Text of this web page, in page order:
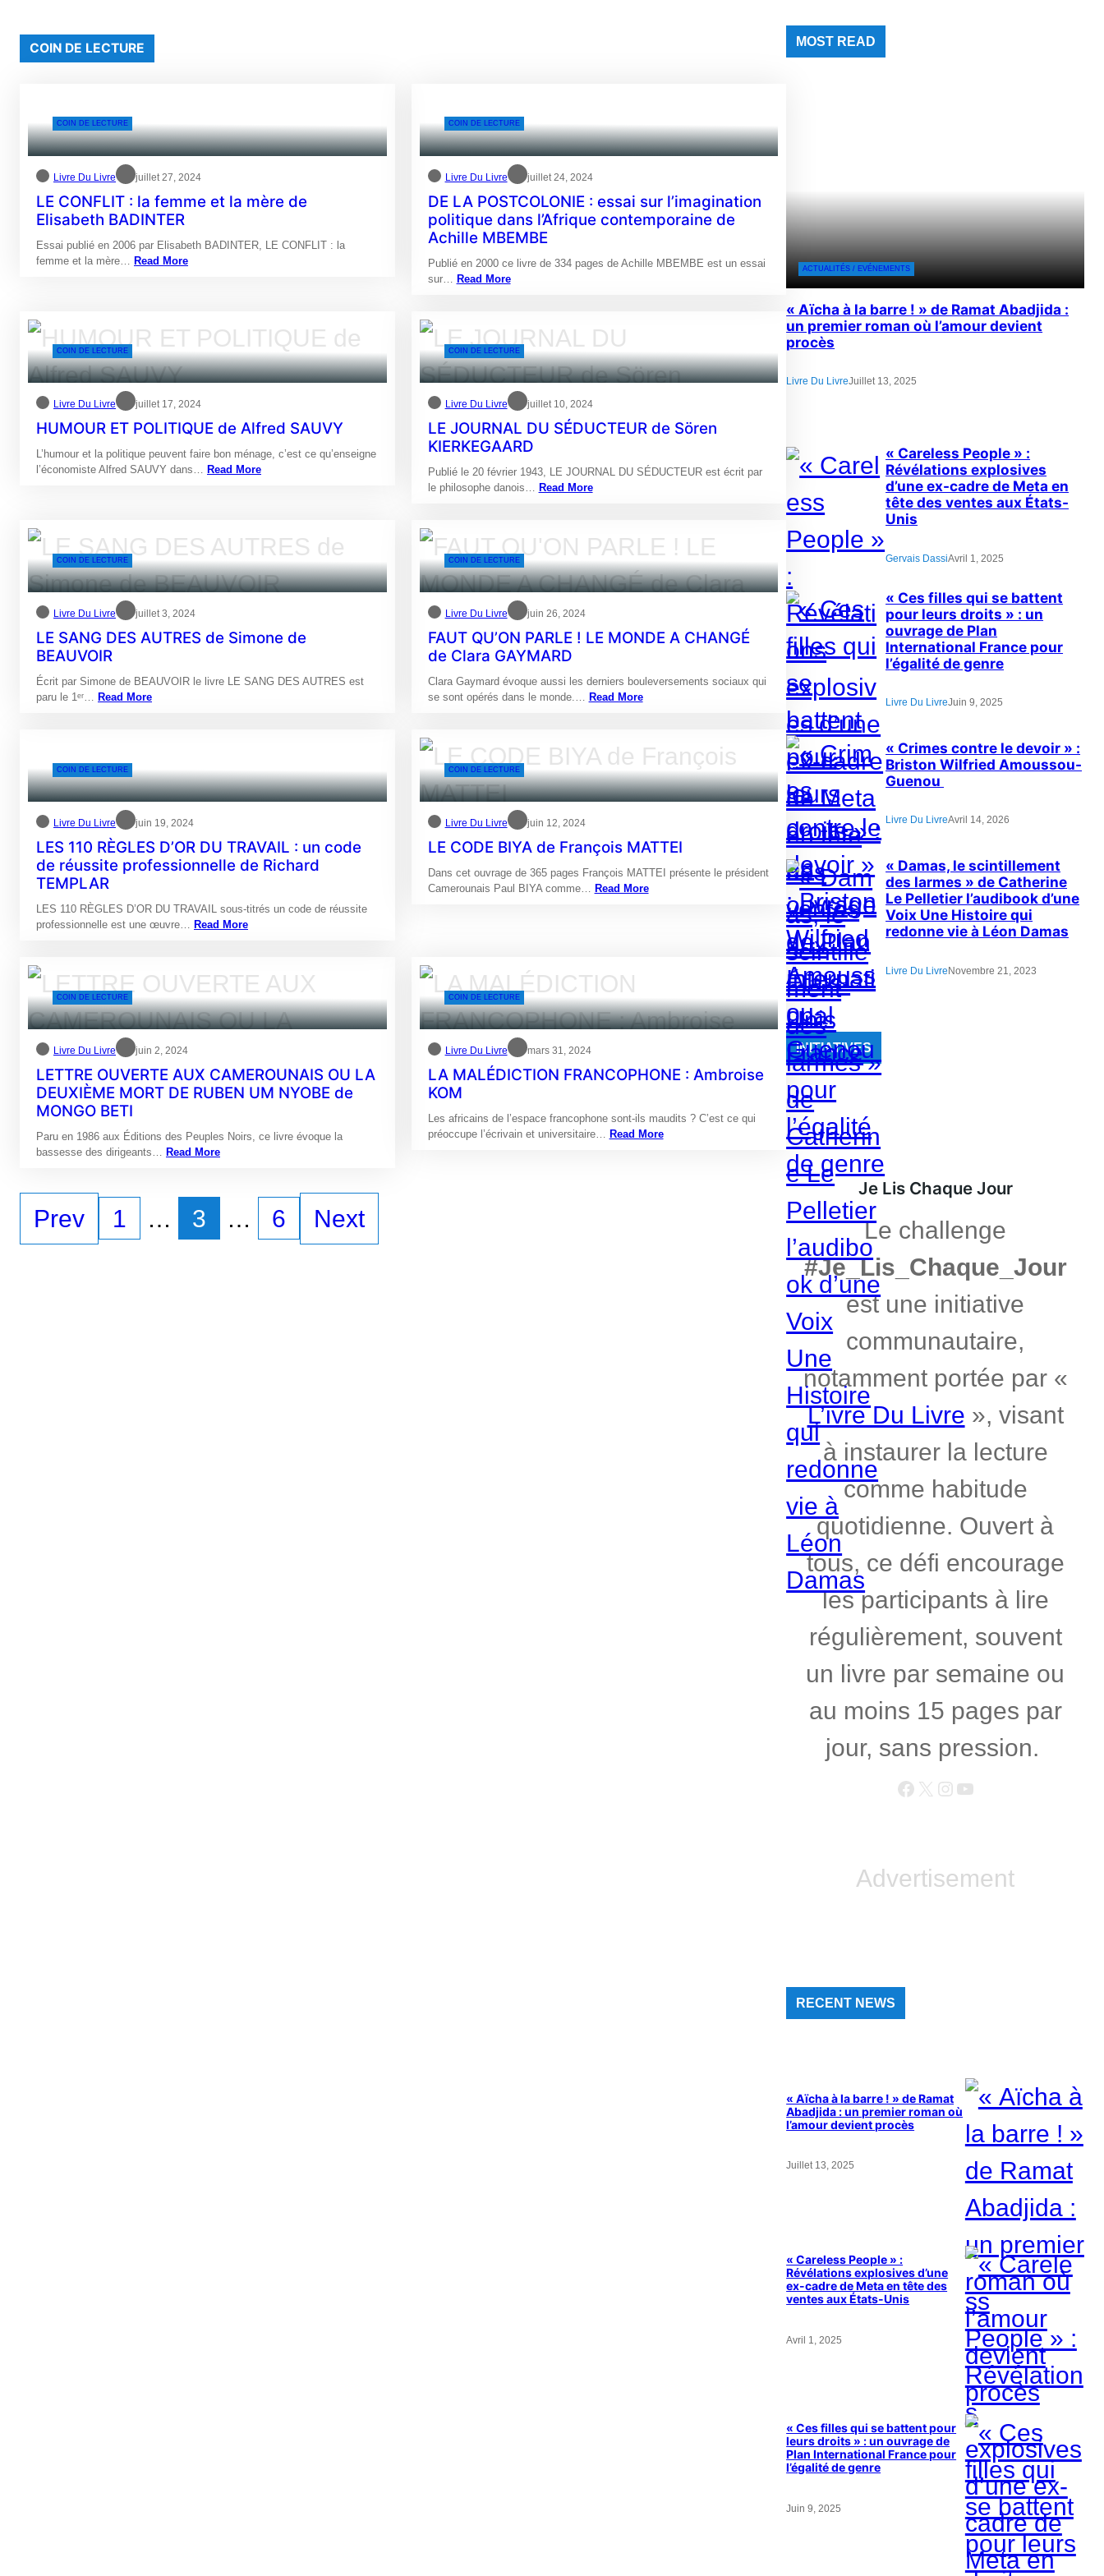
COIN DE LECTURE
COIN DE LECTURE
Livre Du Livre juillet 27, 2024
LE CONFLIT : la femme et la mère de
Elisabeth BADINTER
Essai publié en 2006 par Elisabeth BADINTER, LE CONFLIT : la
femme et la mère… Read More
COIN DE LECTURE
Livre Du Livre juillet 24, 2024
DE LA POSTCOLONIE : essai sur l’imagination
politique dans l’Afrique contemporaine de
Achille MBEMBE
Publié en 2000 ce livre de 334 pages de Achille MBEMBE est un essai
sur… Read More
COIN DE LECTURE
Livre Du Livre juillet 17, 2024
HUMOUR ET POLITIQUE de Alfred SAUVY
L’humour et la politique peuvent faire bon ménage, c’est ce qu’enseigne
l’économiste Alfred SAUVY dans… Read More
COIN DE LECTURE
Livre Du Livre juillet 10, 2024
LE JOURNAL DU SÉDUCTEUR de Sören
KIERKEGAARD
Publié le 20 février 1943, LE JOURNAL DU SÉDUCTEUR est écrit par
le philosophe danois… Read More
COIN DE LECTURE
Livre Du Livre juillet 3, 2024
LE SANG DES AUTRES de Simone de
BEAUVOIR
Écrit par Simone de BEAUVOIR le livre LE SANG DES AUTRES est
paru le 1ᵉʳ… Read More
COIN DE LECTURE
Livre Du Livre juin 26, 2024
FAUT QU’ON PARLE ! LE MONDE A CHANGÉ
de Clara GAYMARD
Clara Gaymard évoque aussi les derniers bouleversements sociaux qui
se sont opérés dans le monde.… Read More
COIN DE LECTURE
Livre Du Livre juin 19, 2024
LES 110 RÈGLES D’OR DU TRAVAIL : un code
de réussite professionnelle de Richard
TEMPLAR
LES 110 RÈGLES D’OR DU TRAVAIL sous-titrés un code de réussite
professionnelle est une œuvre… Read More
COIN DE LECTURE
Livre Du Livre juin 12, 2024
LE CODE BIYA de François MATTEI
Dans cet ouvrage de 365 pages François MATTEI présente le président
Camerounais Paul BIYA comme… Read More
COIN DE LECTURE
Livre Du Livre juin 2, 2024
LETTRE OUVERTE AUX CAMEROUNAIS OU LA
DEUXIÈME MORT DE RUBEN UM NYOBE de
MONGO BETI
Paru en 1986 aux Éditions des Peuples Noirs, ce livre évoque la
bassesse des dirigeants… Read More
COIN DE LECTURE
Livre Du Livre mars 31, 2024
LA MALÉDICTION FRANCOPHONE : Ambroise
KOM
Les africains de l’espace francophone sont-ils maudits ? C’est ce qui
préoccupe l’écrivain et universitaire… Read More
Prev 1 … 3 … 6 Next
MOST READ
ACTUALITÉS / EVÉNEMENTS
« Aïcha à la barre ! » de Ramat Abadjida :
un premier roman où l’amour devient
procès
Livre Du LivreJuillet 13, 2025
« Careless People » :
Révélations explosives
d’une ex-cadre de Meta en
tête des ventes aux États-
Unis
Gervais DassiAvril 1, 2025
« Ces filles qui se battent
pour leurs droits » : un
ouvrage de Plan
International France pour
l’égalité de genre
Livre Du LivreJuin 9, 2025
« Crimes contre le devoir » :
Briston Wilfried Amoussou-
Guenou
Livre Du LivreAvril 14, 2026
« Damas, le scintillement
des larmes » de Catherine
Le Pelletier l’audibook d’une
Voix Une Histoire qui
redonne vie à Léon Damas
Livre Du LivreNovembre 21, 2023
INITIATIVES
Je Lis Chaque Jour
Le challenge
#Je_Lis_Chaque_Jour
est une initiative
communautaire,
notamment portée par «
L’ivre Du Livre », visant
à instaurer la lecture
comme habitude
quotidienne. Ouvert à
tous, ce défi encourage
les participants à lire
régulièrement, souvent
un livre par semaine ou
au moins 15 pages par
jour, sans pression.
Facebook X Instagram YouTube
Advertisement
RECENT NEWS
« Aïcha à la barre ! » de Ramat
Abadjida : un premier roman où
l’amour devient procès
Juillet 13, 2025
« Careless People » :
Révélations explosives d’une
ex-cadre de Meta en tête des
ventes aux États-Unis
Avril 1, 2025
« Ces filles qui se battent pour
leurs droits » : un ouvrage de
Plan International France pour
l’égalité de genre
Juin 9, 2025